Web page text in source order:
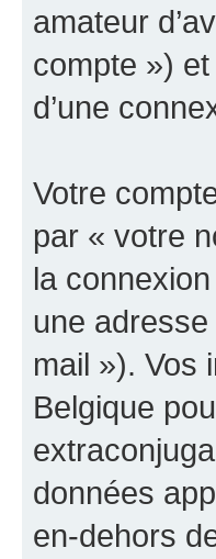
amateur
compte »)
d’une
Votre
par « votre
la
une
mail »). Vos
Belgique
données
en-dehors